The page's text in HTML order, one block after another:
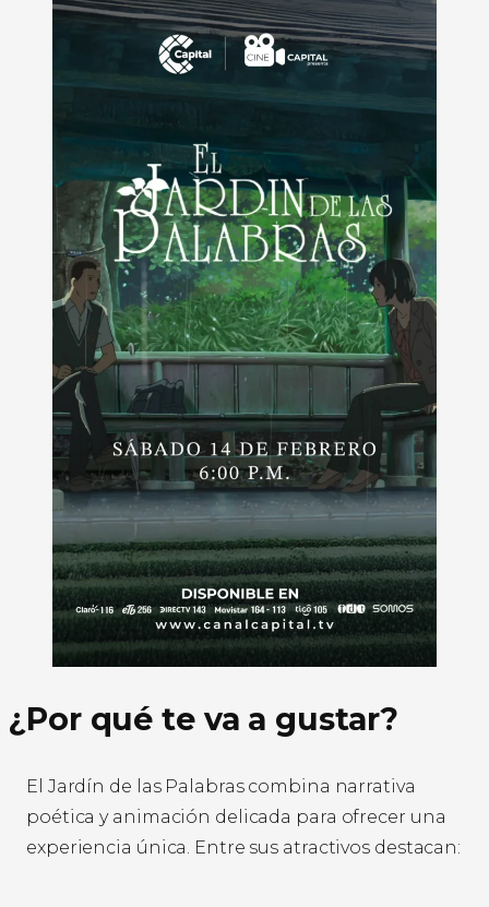
¿Por qué te va a gustar?
El Jardín de las Palabras combina narrativa
poética y animación delicada para ofrecer una
experiencia única. Entre sus atractivos destacan: